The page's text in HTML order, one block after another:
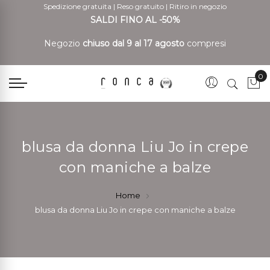
Spedizione gratuita | Reso gratuito | Ritiro in negozio
SALDI FINO AL -50%
Negozio chiuso dal 9 al 17 agosto compresi
0
blusa da donna Liu Jo in crepe
con maniche a balze
Home
blusa da donna Liu Jo in crepe con maniche a balze